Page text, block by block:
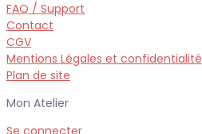
FAQ / Support
Contact
CGV
Mentions Légales et confidentialité
Plan de site
Mon Atelier